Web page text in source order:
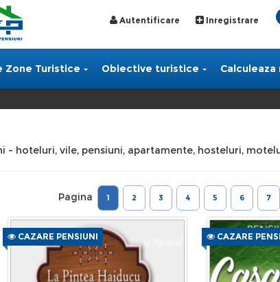
Autentificare Inregistrare
Zone Turistice Obiective turistice Calculeaza
- hoteluri, vile, pensiuni, apartamente, hosteluri,
Pagina 1 2 3 4 5 6 7
CAZARE PENSIUNI CAZARE